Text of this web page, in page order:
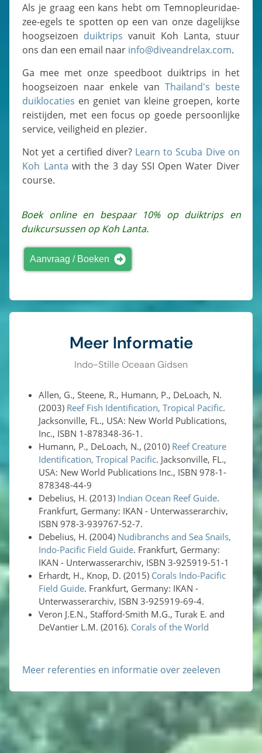
Als je graag een kans hebt om Temnopleuridae-
zee-egels te spotten op een van onze dagelijkse
hoogseizoen duiktrips vanuit Koh Lanta, stuur
ons dan een email naar info@diveandrelax.com.
Ga mee met onze speedboot duiktrips in het
hoogseizoen naar enkele van Thailand's beste
duiklocaties en geniet van kleine groepen, korte
reistijden, met een focus op goede persoonlijke
service, veiligheid en plezier.
Not yet a certified diver? Learn to Scuba Dive on
Koh Lanta with the 3 day SSI Open Water Diver
course.
Boek online en bespaar 10% op duiktrips en
duikcursussen op Koh Lanta.
Aanvraag / Boeken
Meer Informatie
Indo-Stille Oceaan Gidsen
Allen, G., Steene, R., Humann, P., DeLoach, N.
(2003) Reef Fish Identification, Tropical Pacific.
Jacksonville, FL., USA: New World Publications,
Inc., ISBN 1-878348-36-1.
Humann, P., DeLoach, N., (2010) Reef Creature
Identification, Tropical Pacific. Jacksonville, FL.,
USA: New World Publications Inc., ISBN 978-1-
878348-44-9
Debelius, H. (2013) Indian Ocean Reef Guide.
Frankfurt, Germany: IKAN - Unterwasserarchiv,
ISBN 978-3-939767-52-7.
Debelius, H. (2004) Nudibranchs and Sea Snails,
Indo-Pacific Field Guide. Frankfurt, Germany:
IKAN - Unterwasserarchiv, ISBN 3-925919-51-1
Erhardt, H., Knop, D. (2015) Corals Indo-Pacific
Field Guide. Frankfurt, Germany: IKAN -
Unterwasserarchiv, ISBN 3-925919-69-4.
Veron J.E.N., Stafford-Smith M.G., Turak E. and
DeVantier L.M. (2016). Corals of the World
Meer referenties en informatie over zeeleven